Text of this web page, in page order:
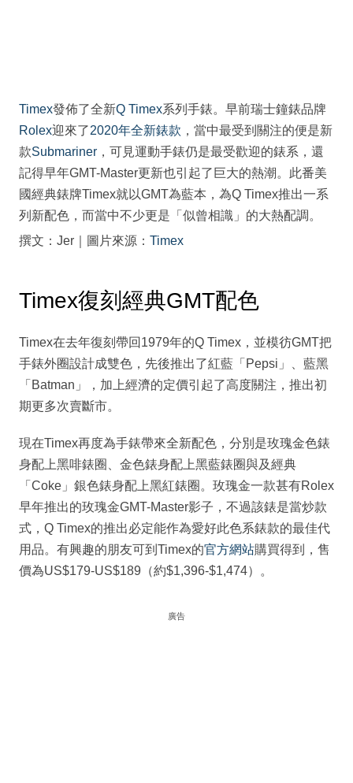
Timex發佈了全新Q Timex系列手錶。早前瑞士鐘錶品牌
Rolex迎來了2020年全新錶款 ，當中最受到關注的便是新
款Submariner ，可見運動手錶仍是最受歡迎的錶系，還
記得早年GMT-Master更新也引起了巨大的熱潮。此番美
國經典錶牌Timex就以GMT為藍本，為Q Timex推出一系
列新配色，而當中不少更是「似曾相識」的大熱配調。
撰文：Jer｜圖片來源： Timex
Timex復刻經典GMT配色
Timex在去年復刻帶回1979年的Q Timex，並模彷GMT把
手錶外圈設計成雙色，先後推出了紅藍「Pepsi」、藍黑
「Batman」，加上經濟的定價引起了高度關注，推出初
期更多次賣斷市。
現在Timex再度為手錶帶來全新配色，分別是玫瑰金色錶
身配上黑啡錶圈、金色錶身配上黑藍錶圈與及經典
「Coke」銀色錶身配上黑紅錶圈。玫瑰金一款甚有Rolex
早年推出的玫瑰金GMT-Master影子，不過該錶是當炒款
式，Q Timex的推出必定能作為愛好此色系錶款的最佳代
用品。有興趣的朋友可到Timex的官方網站購買得到，售
價為US$179-US$189（約$1,396-$1,474）。
廣告